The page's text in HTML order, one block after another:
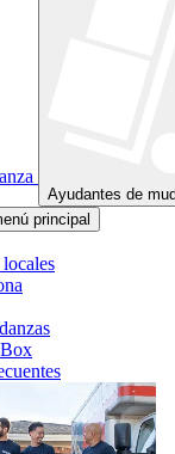
Ayudantes de
principal